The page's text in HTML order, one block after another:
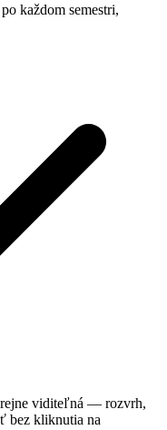
každom semestri,
viditeľná — rozvrh,
bez kliknutia na